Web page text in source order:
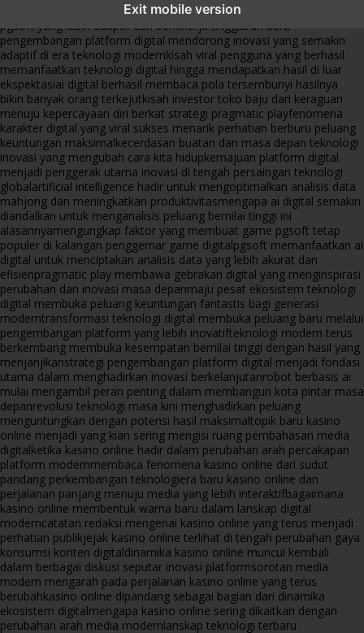
Exit mobile version
menghadirkan inovasi berkualitasai digital menjadi kunci analisis data
pgsoft yang lebih adaptif dan berkinerja tinggiarah baru
pengembangan platform digital mendorong inovasi yang semakin
adaptif di era teknologi modernkisah viral pengguna yang berhasil
memanfaatkan teknologi digital hingga mendapatkan hasil di luar
ekspektasiai digital berhasil membaca pola tersembunyi hasilnya
bikin banyak orang terkejutkisah investor toko baju dari keraguan
menuju kepercayaan diri berkat strategi pragmatic playfenomena
karakter digital yang viral sukses menarik perhatian berburu peluang
keuntungan maksimalkecerdasan buatan dan masa depan teknologi
inovasi yang mengubah cara kita hidupkemajuan platform digital
menjadi penggerak utama inovasi di tengah persaingan teknologi
globalartificial intelligence hadir untuk mengoptimalkan analisis data
mahjong dan meningkatkan produktivitasmengapa ai digital semakin
diandalkan untuk menganalisis peluang bernilai tinggi ini
alasannyamengungkap faktor yang membuat game pgsoft tetap
populer di kalangan penggemar game digitalpgsoft memanfaatkan ai
digital untuk menciptakan analisis data yang lebih akurat dan
efisienpragmatic play membawa gebrakan digital yang menginspirasi
perubahan dan inovasi masa depanmaju pesat ekosistem teknologi
digital membuka peluang keuntungan fantastis bagi generasi
moderntransformasi teknologi digital membuka peluang baru melalui
pengembangan platform yang lebih inovatifteknologi modern terus
berkembang membuka kesempatan bernilai tinggi dengan hasil yang
menjanjikanstrategi pengembangan platform digital menjadi fondasi
utama dalam menghadirkan inovasi berkelanjutanrobot berbasis ai
mulai mengambil peran penting dalam membangun kota pintar masa
depanrevolusi teknologi masa kini menghadirkan peluang
menguntungkan dengan potensi hasil maksimaltopik baru kasino
online menjadi yang kian sering mengisi ruang pembahasan media
digitalketika kasino online hadir dalam perubahan arah percakapan
platform modernmembaca fenomena kasino online dari sudut
pandang perkembangan teknologiera baru kasino online dan
perjalanan panjang menuju media yang lebih interaktifbagaimana
kasino online membentuk warna baru dalam lanskap digital
moderncatatan redaksi mengenai kasino online yang terus menjadi
perhatian publikjejak kasino online terlihat di tengah perubahan gaya
konsumsi konten digitaldinamika kasino online muncul kembali
dalam berbagai diskusi seputar inovasi platformsorotan media
modern mengarah pada perjalanan kasino online yang terus
berubahkasino online dipandang sebagai bagian dari dinamika
ekosistem digitalmengapa kasino online sering dikaitkan dengan
perubahan arah media modernlanskap teknologi terbaru